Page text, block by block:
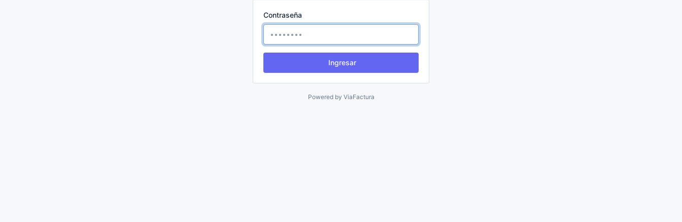
Contraseña
Ingresar
Powered by ViaFactura